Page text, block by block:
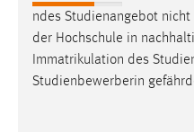
ndes Studienangebot
der Hochschule in
Immatrikulation des
Studienbewerberin